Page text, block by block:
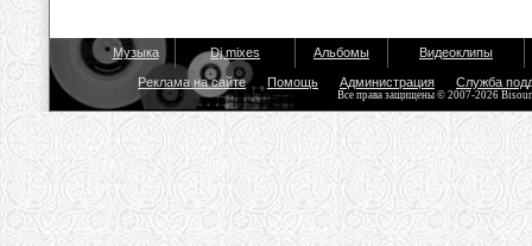
Музыка Dj mixes Альбомы Видеоклипы
Реклама на сайте Помощь Администрация Служба
Все права защищены © 2007-2026